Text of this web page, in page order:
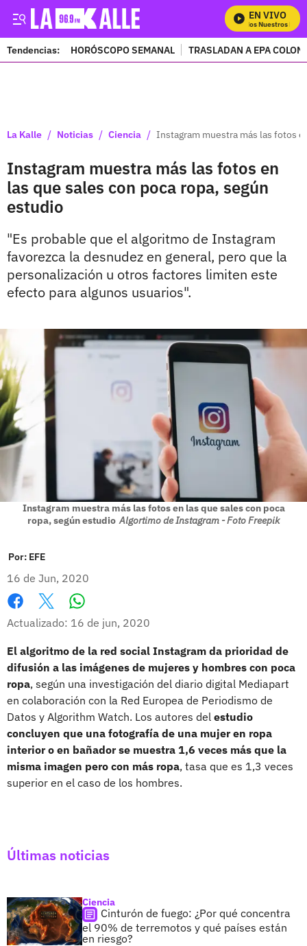
EN VIVO
Mira Todos Nuestros
Tendencias: HORÓSCOPO SEMANAL TRASLADAN A EPA
La Kalle / Noticias / Ciencia / Instagram muestra más las fotos
Instagram muestra más las fotos en
las que sales con poca ropa, según
estudio
"Es probable que el algoritmo de Instagram
favorezca la desnudez en general, pero que la
personalización u otros factores limiten este
efecto para algunos usuarios".
Instagram muestra más las fotos en las que sales con poca
ropa, según estudio Algortimo de Instagram - Foto Freepik
Por: EFE
16 de Jun, 2020
Facebook
X
Actualizado: 16 de jun, 2020
El algoritmo de la red social Instagram da prioridad de
difusión a las imágenes de mujeres y hombres con poca
ropa, según una investigación del diario digital Mediapart
en colaboración con la Red Europea de Periodismo de
Datos y Algorithm Watch. Los autores del estudio
concluyen que una fotografía de una mujer en ropa
interior o en bañador se muestra 1,6 veces más que la
misma imagen pero con más ropa, tasa que es 1,3 veces
superior en el caso de los hombres.
Últimas noticias
Ciencia
Cinturón de fuego: ¿Por qué concentra
el 90% de terremotos y qué países están
en riesgo?